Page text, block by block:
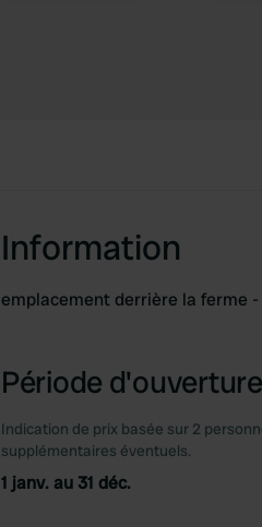
ce
Information
emplacement derrière la ferme
Période
Indication de prix basée sur 2
supplémentaires éventuels.
1 janv. au 31 déc.